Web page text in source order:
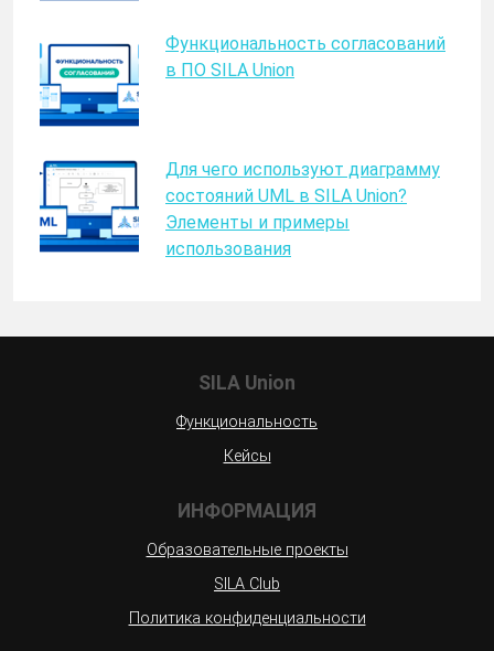
Функциональность согласований
в ПО SILA Union
Для чего используют диаграмму
состояний UML в SILA Union?
Элементы и примеры
использования
SILA Union
Функциональность
Кейсы
ИНФОРМАЦИЯ
Образовательные проекты
SILA Club
Политика конфиденциальности